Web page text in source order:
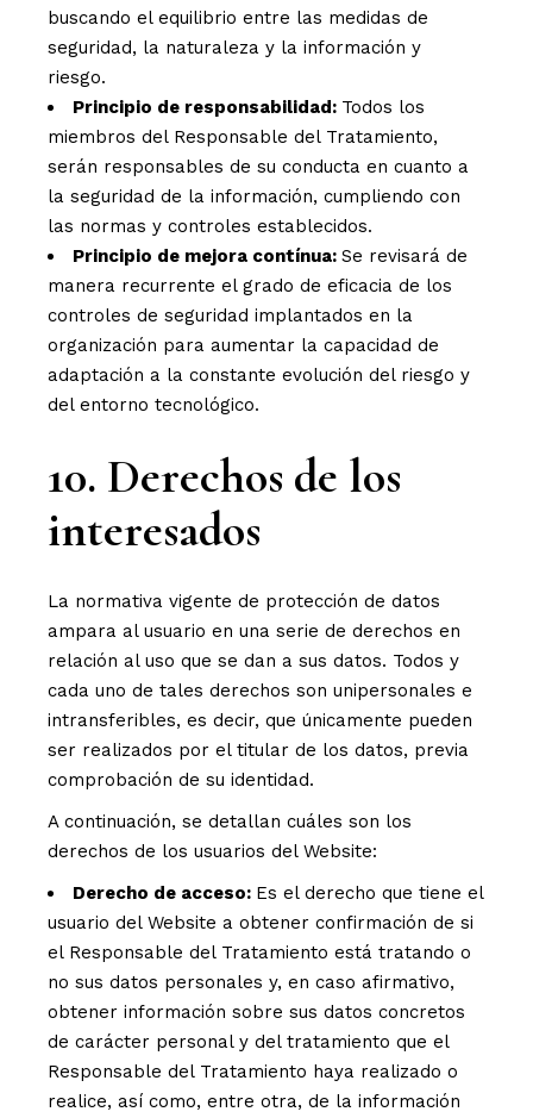
buscando el equilibrio entre las medidas de
seguridad, la naturaleza y la información y
riesgo.
Principio de responsabilidad: Todos los
miembros del Responsable del Tratamiento,
serán responsables de su conducta en cuanto a
la seguridad de la información, cumpliendo con
las normas y controles establecidos.
Principio de mejora contínua:Se revisará de
manera recurrente el grado de eficacia de los
controles de seguridad implantados en la
organización para aumentar la capacidad de
adaptación a la constante evolución del riesgo y
del entorno tecnológico.
10. Derechos de los
interesados
La normativa vigente de protección de datos
ampara al usuario en una serie de derechos en
relación al uso que se dan a sus datos. Todos y
cada uno de tales derechos son unipersonales e
intransferibles, es decir, que únicamente pueden
ser realizados por el titular de los datos, previa
comprobación de su identidad.
A continuación, se detallan cuáles son los
derechos de los usuarios del Website:
Derecho de acceso: Es el derecho que tiene el
usuario del Website a obtener confirmación de si
el Responsable del Tratamiento está tratando o
no sus datos personales y, en caso afirmativo,
obtener información sobre sus datos concretos
de carácter personal y del tratamiento que el
Responsable del Tratamiento haya realizado o
realice, así como, entre otra, de la información